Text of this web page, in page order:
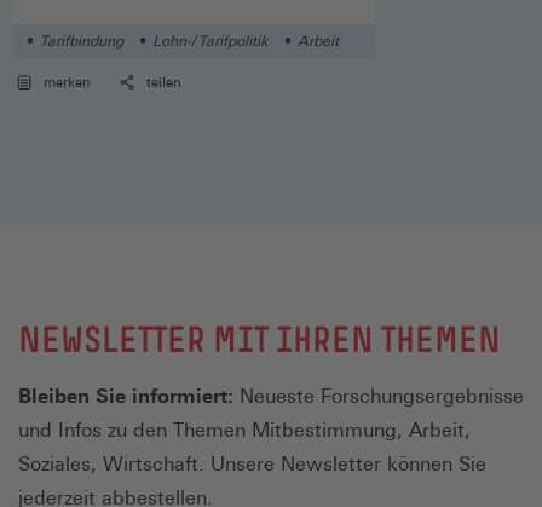
Tarifbindung Lohn-/ Tarifpolitik Arbeit
merken teilen
NEWSLETTER MIT IHREN THEMEN
Bleiben Sie informiert: Neueste Forschungsergebnisse
und Infos zu den Themen Mitbestimmung, Arbeit,
Soziales, Wirtschaft. Unsere Newsletter können Sie
jederzeit abbestellen.